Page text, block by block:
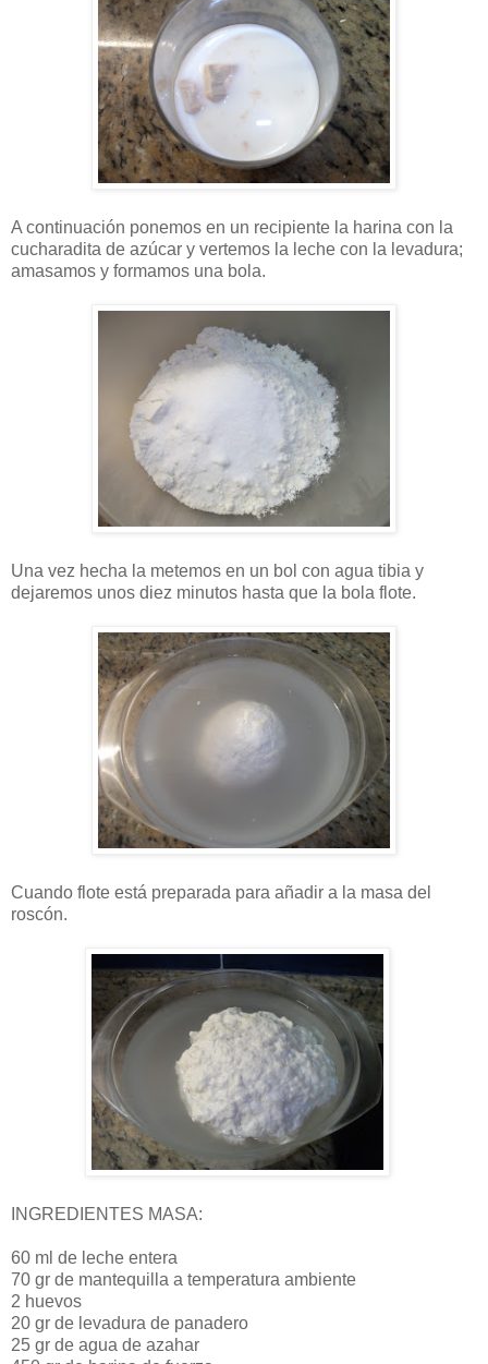
A continuación ponemos en un recipiente la harina con la
cucharadita de azúcar y vertemos la leche con la levadura;
amasamos y formamos una bola.
Una vez hecha la metemos en un bol con agua tibia y
dejaremos unos diez minutos hasta que la bola flote.
Cuando flote está preparada para añadir a la masa del
roscón.
INGREDIENTES MASA:
60 ml de leche entera
70 gr de mantequilla a temperatura ambiente
2 huevos
20 gr de levadura de panadero
25 gr de agua de azahar